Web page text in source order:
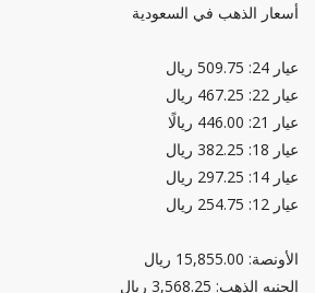
أسعار الذهب في السعودية
عيار 24: 509.75 ريال
عيار 22: 467.25 ريال
عيار 21: 446.00 ريالًا
عيار 18: 382.25 ريال
عيار 14: 297.25 ريال
عيار 12: 254.75 ريال
الأونصة: 15,855.00 ريال
الجنيه الذهب: 3,568.25 ريال